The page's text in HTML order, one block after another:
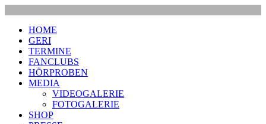
HOME
GERI
TERMINE
FANCLUBS
HÖRPROBEN
MEDIA
VIDEOGALERIE
FOTOGALERIE
SHOP